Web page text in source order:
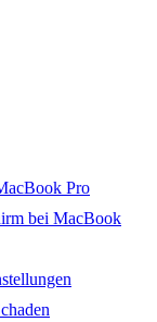
Pro
bei MacBook